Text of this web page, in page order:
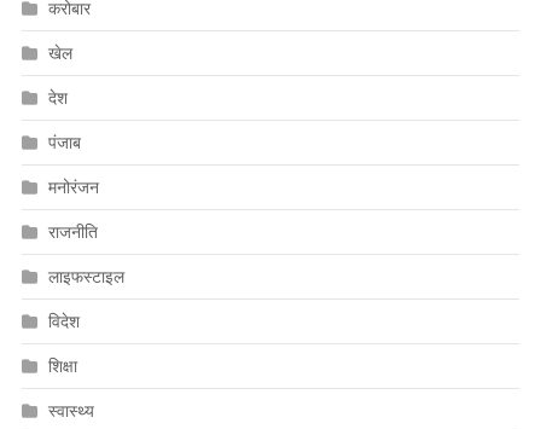
करोबार
खेल
देश
पंजाब
मनोरंजन
राजनीति
लाइफस्टाइल
विदेश
शिक्षा
स्वास्थ्य